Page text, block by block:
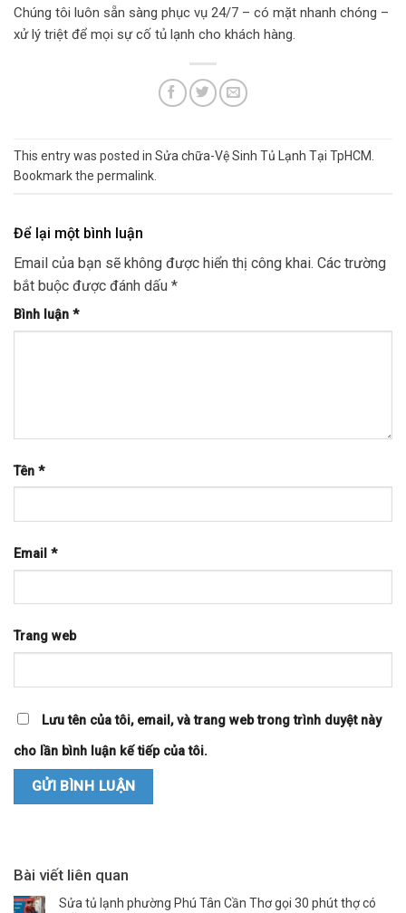
Chúng tôi luôn sẵn sàng phục vụ 24/7 – có mặt nhanh chóng –
xử lý triệt để mọi sự cố tủ lạnh cho khách hàng.
This entry was posted in Sửa chữa-Vệ Sinh Tủ Lạnh Tại TpHCM
Bookmark the permalink
Để lại một bình luận
Email của bạn sẽ không được hiển thị công khai. Các trường
bắt buộc được đánh dấu *
Bình luận *
Tên *
Email *
Trang web
Lưu tên của tôi, email, và trang web trong trình duyệt này
cho lần bình luận kế tiếp của tôi.
Bài viết liên quan
Sửa tủ lạnh phường Phú Tân Cần Thơ gọi 30 phút thợ có